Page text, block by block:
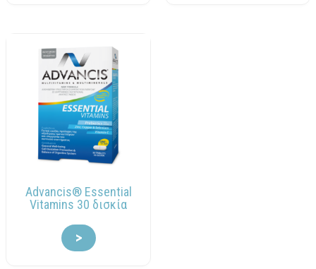
Advancis® Essential
Vitamins 30 δισκία
>